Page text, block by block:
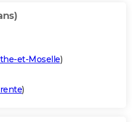
et-Moselle)
)